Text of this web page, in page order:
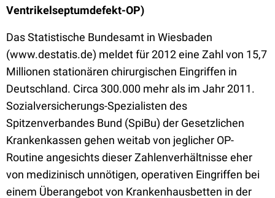
Ventrikelseptumdefekt-OP)
Das Statistische Bundesamt in Wiesbaden
(www.destatis.de) meldet für 2012 eine Zahl von 15,7
Millionen stationären chirurgischen Eingriffen in
Deutschland. Circa 300.000 mehr als im Jahr 2011.
Sozialversicherungs-Spezialisten des
Spitzenverbandes Bund (SpiBu) der Gesetzlichen
Krankenkassen gehen weitab von jeglicher OP-
Routine angesichts dieser Zahlenverhältnisse eher
von medizinisch unnötigen, operativen Eingriffen bei
einem Überangebot von Krankenhausbetten in der